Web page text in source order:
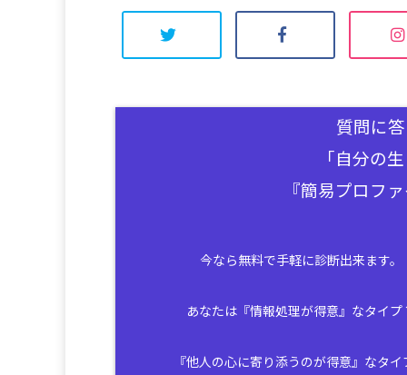
質問に
「自分の
『簡易プロフ
今なら無料で手軽に診断出来ます。
あなたは『情報処理が得意』なタイプ
『他人の心に寄り添うのが得意』なタイ